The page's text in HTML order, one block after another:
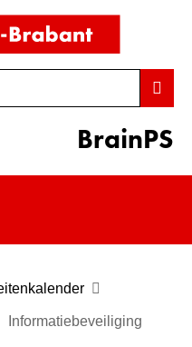
BrainPS
Informatiebeveiliging